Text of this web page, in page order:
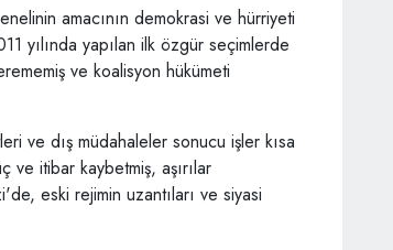
amacının demokrasi ve hürriyeti
yılında yapılan ilk özgür seçimlerde
ve koalisyon hükümeti
ve dış müdahaleler sonucu işler kısa
ve itibar kaybetmiş, aşırılar
eski rejimin uzantıları ve siyasi